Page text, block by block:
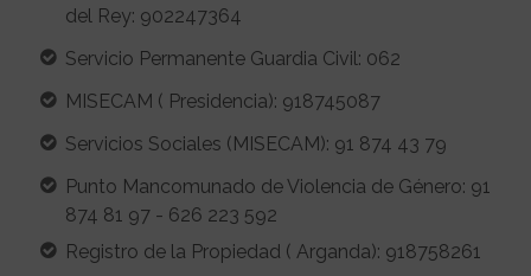
del Rey: 902247364
Servicio Permanente Guardia Civil: 062
MISECAM ( Presidencia): 918745087
Servicios Sociales (MISECAM): 91 874 43 79
Punto Mancomunado de Violencia de Género: 91
874 81 97 - 626 223 592
Registro de la Propiedad ( Arganda): 918758261